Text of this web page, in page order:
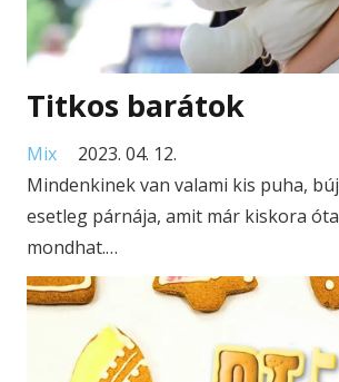
Titkos barátok
Mix
2023. 04. 12.
Mindenkinek van valami kis puha,
esetleg párnája, amit már kiskora
mondhat.…